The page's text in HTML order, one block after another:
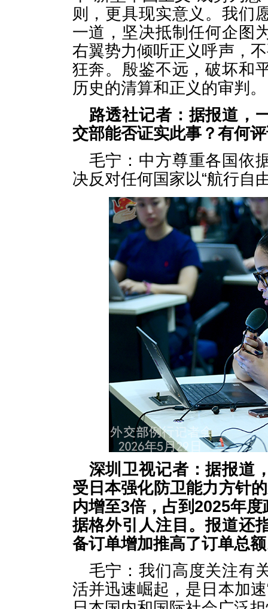
则，更具现实意义。我们
一道，坚决抵制任何企图
右翼势力倾听正义呼声，
狂奔。殷鉴不远，破坏和
历史的清算和正义的审判。
路透社记者：据报道，
交部能否证实此事？有何
毛宁：中方尊重各国依
决反对任何国家以“航行自
深圳卫视记者：据报道
受日本强化防卫能力方针
内增至3倍，占到2025年
据格外引人注目。报道还
备订单增加推高了订单总
毛宁：我们高度关注有
活并迅速崛起，是日本加